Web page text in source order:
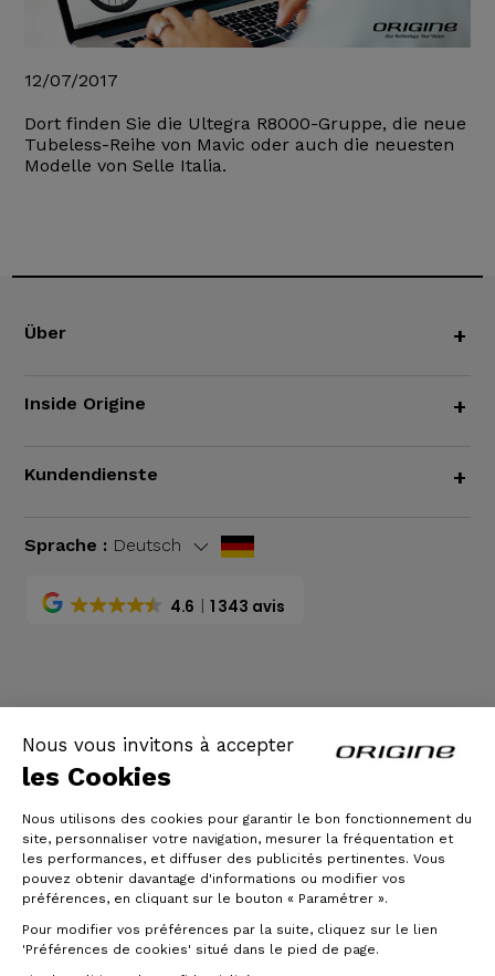
Nous vous invitons à accepter
les Cookies
Nous utilisons des cookies pour garantir le bon fonctionnement du
site, personnaliser votre navigation, mesurer la fréquentation et
les performances, et diffuser des publicités pertinentes. Vous
pouvez obtenir davantage d'informations ou modifier vos
préférences, en cliquant sur le bouton « Paramétrer ».
Pour modifier vos préférences par la suite, cliquez sur le lien
'Préférences de cookies' situé dans le pied de page.
12/07/2017
Dort finden Sie die Ultegra R8000-Gruppe, die neue
Tubeless-Reihe von Mavic oder auch die neuesten
Modelle von Selle Italia.
Über +
Inside Origine +
Kundendienste +
Sprache : Deutsch
4.6 1 343 avis
© Origine Cycles